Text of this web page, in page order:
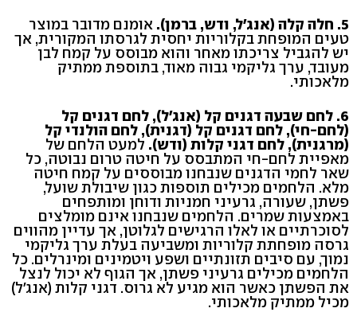
5. חלה קלה (אנג'ל, ודש, ברמן).
אומנם מדובר במוצר
טעים המופחת בקלוריות יחסית לגרסתו המקורית, אך
יש להגביל צריכתו מאחר והוא מבוסס על קמח לבן
מעובד, ערך גליקמי גבוה מאוד, בתוספת ממתיק
מלאכותי.
6. לחם שבעה דגנים קל (אנג'ל), לחם דגנים קל
(לחם-חי), לחם דגנים קל (דגנית), לחם הולנדי קל
(מרגנית), לחם דגני קלות (ודש). למעט הלחם של
מאפיית לחם-חי המתבסס על חיטה טרום נבוטה, כל
שאר לחמי הדגנים שנבחנו מבוססים על קמח חיטה
מלא. הלחמים מכילים תוספות כגון שיבולת שועל,
פשתן, שעורה, גרעיני חמניות ודוחן ומותפחים
באמצעות שמרים. הלחמים שנבחנו אינם מומלצים
לסוכרתיים או לאלו הרגישים לגלוטן, אך עדיין מהווים
גרסה מופחתת קלוריות ומשביעה בעלת ערך גליקמי
נמוך, עם סיבים תזונתיים ושפע ויטמינים ומינרלים. כל
הלחמים מכילים גרעיני פשתן, אך הגוף לא יכול לנצל
את הפשתן כאשר הוא מגיע לא גרוס. דגני קלות (אנג'ל)
מכיל ממתיק מלאכותי.